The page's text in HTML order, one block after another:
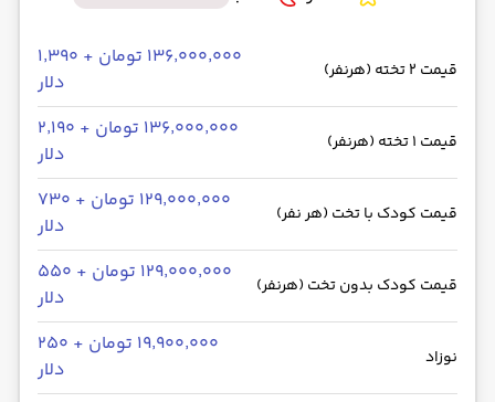
قیمت 2 تخته (هرنفر)
۱۳۶٬۰۰۰٬۰۰۰ تومان + ۱٬۳۹۰
دلار
قیمت 1 تخته (هرنفر)
۱۳۶٬۰۰۰٬۰۰۰ تومان + ۲٬۱۹۰
دلار
قیمت کودک با تخت (هر نفر)
۱۲۹٬۰۰۰٬۰۰۰ تومان + ۷۳۰
دلار
قیمت کودک بدون تخت (هرنفر)
۱۲۹٬۰۰۰٬۰۰۰ تومان + ۵۵۰
دلار
نوزاد
۱۹٬۹۰۰٬۰۰۰ تومان + ۲۵۰
دلار